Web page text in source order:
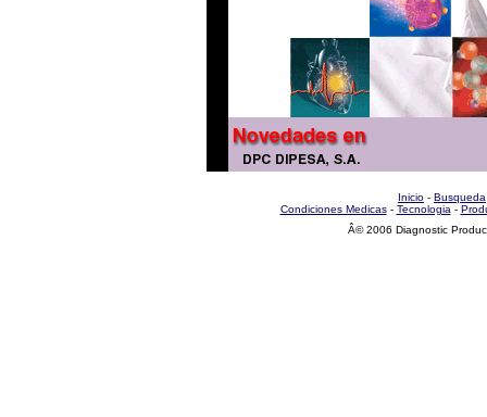
Inicio - Busqueda
Condiciones Medicas- Tecnologia -
Â© 2006 Diagnostic